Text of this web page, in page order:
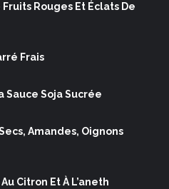
Rouges Et Éclats De
Frais
Sauce Soja Sucrée
Amandes, Oignons
Citron Et À L’aneth